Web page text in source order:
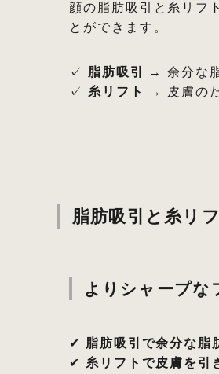
顔の脂肪吸引と糸リフ
とができます。
✓ 脂肪吸引
→ 余分な
✓
糸リフト → 皮膚の
脂肪吸引と糸リ
よりシャープな
✔ 脂肪吸引で余分な脂
✔
糸リフトで皮膚を引